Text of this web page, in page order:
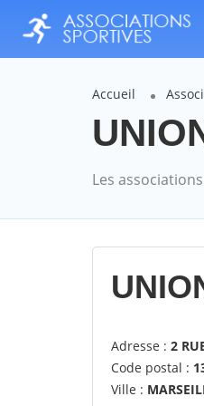
Accueil
Les
Adresse : 2
Code postal :
Ville :